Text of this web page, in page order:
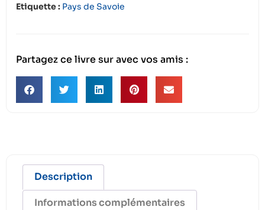
Etiquette : Pays de Savoie
Partagez ce livre sur avec vos amis :
Description
Informations complémentaires